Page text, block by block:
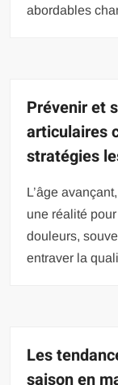
abordables
Prévenir et
articulaires
stratégies
L’âge
une réalité
douleurs,
entraver la
Les
saison en